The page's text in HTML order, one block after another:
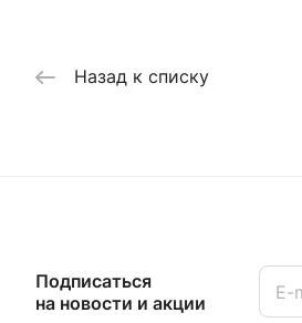
Назад к списку
Подписаться
на новости и акции